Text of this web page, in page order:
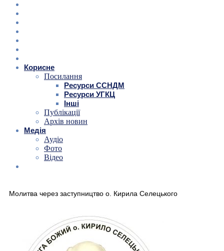
Корисне
Посилання
Ресурси ССНДМ
Ресурси УГКЦ
Інші
Публікації
Архів новин
Медія
Аудіо
Фото
Відео
Молитва через заступництво о. Кирила Селецького